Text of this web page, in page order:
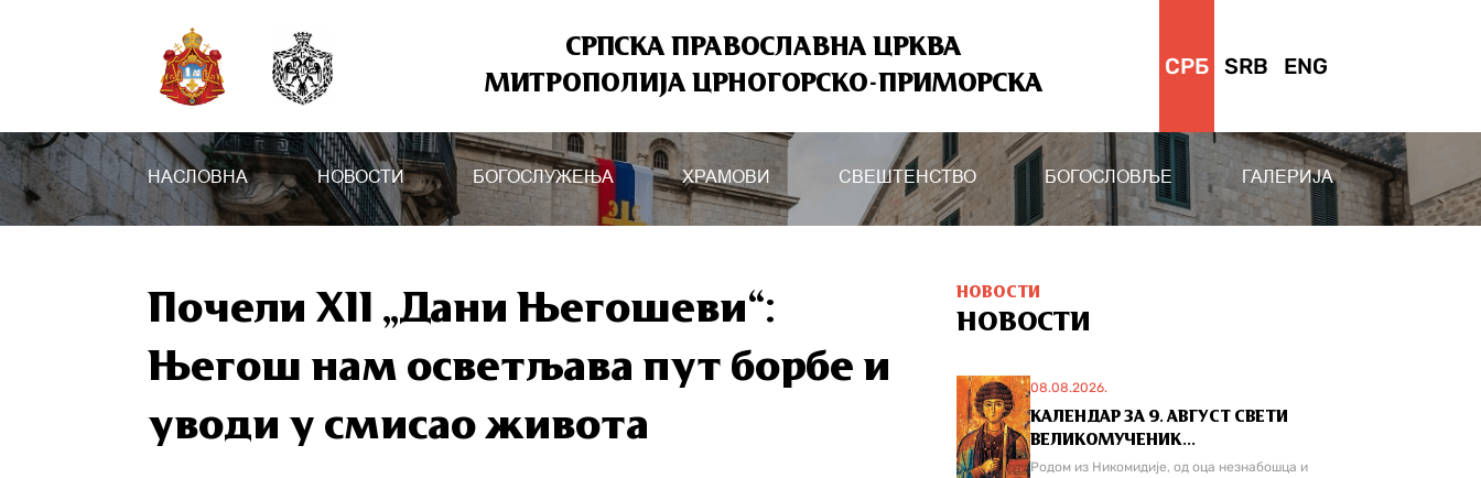
СРПСКА ПРАВОСЛАВНА ЦРКВА
МИТРОПОЛИЈА ЦРНОГОРСКО-ПРИМОРСКА
СРБ SRB ENG
НАСЛОВНА НОВОСТИ БОГОСЛУЖЕЊА ХРАМОВИ СВЕШТЕНСТВО БОГОСЛОВЉЕ ГАЛЕРИЈА
Почели XII „Дани Његошеви“:
Његош нам осветљава пут борбе и
уводи у смисао живота
НОВОСТИ
НОВОСТИ
08.08.2026.
КАЛЕНДАР ЗА 9. АВГУСТ СВЕТИ
ВЕЛИКОМУЧЕНИК...
Родом из Никомидије, од оца незнабошца и